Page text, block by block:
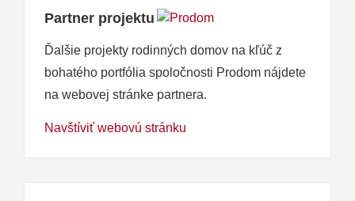
Partner projektu
Ďalšie projekty rodinných domov na kľúč z
bohatého portfólia spoločnosti Prodom nájdete
na webovej stránke partnera.
Navštíviť webovú stránku